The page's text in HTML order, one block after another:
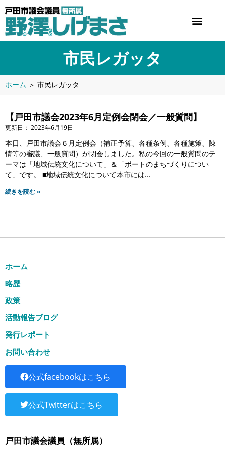
市民レガッタ
ホーム ＞ 市民レガッタ
【戸田市議会2023年6月定例会閉会／一般質問】
2023年6月19日
本日、戸田市議会６月定例会（補正予算、各種条例、各種施策、陳
情等の審議、一般質問）が閉会しました。私の今回の一般質問のテ
ーマは「地域伝統文化について」＆「ボートのまちづくりについ
て」です。 ■地域伝統文化について本市には
続きを読む »
ホーム
略歴
政策
活動報告ブログ
発行レポート
お問い合わせ
公式facebookはこちら
公式Twitterはこちら
戸田市議会議員（無所属）